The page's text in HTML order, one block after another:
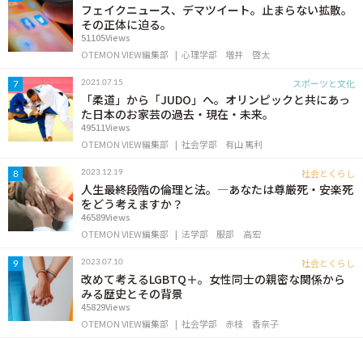
フェイクニュース、デマツイート。止まらない拡散。
その正体に迫る。
51105Views
OTEMON VIEW編集部
心理学部 増井 啓太
7 2021.07.15 スポーツと文化
「柔道」から「JUDO」へ。オリンピックと共にあっ
た日本のお家芸の過去・現在・未来。
49511Views
OTEMON VIEW編集部
社会学部 有山 篤利
8 2023.12.19 社会とくらし
人生最終段階の倫理と法。―あなたは尊厳死・安楽死
をどう考えますか？
46589Views
OTEMON VIEW編集部
法学部 服部 高宏
9 2023.07.10 社会とくらし
改めて考えるLGBTQ＋。女性同士の親密な関係から
みる歴史とその背景
45829Views
OTEMON VIEW編集部
社会学部 赤枝 香奈子